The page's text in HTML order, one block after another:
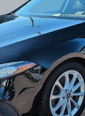
A-Class
AWD 94 000 km